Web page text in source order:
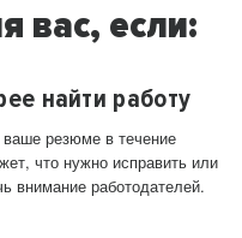
вас, если:
найти работу
ваше резюме в течение
что нужно исправить или
внимание работодателей.